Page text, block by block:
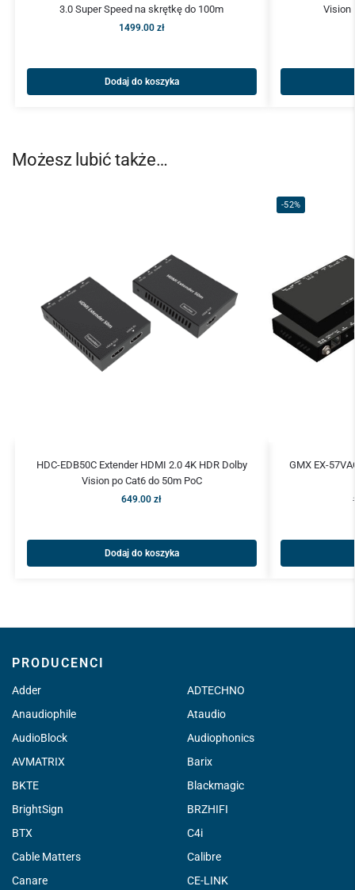
3.0 Super Speed na skrętkę do 100m
1499.00 zł
Dodaj do koszyka
Vision
Możesz lubić także…
HDC-EDB50C Extender HDMI 2.0 4K HDR Dolby
Vision po Cat6 do 50m PoC
649.00zł
Dodaj do koszyka
-52%
GMX EX-
PRODUCENCI
Adder
ADTECHNO
Anaudiophile
Ataudio
AudioBlock
Audiophonics
AVMATRIX
Barix
BKTE
Blackmagic
BrightSign
BRZHIFI
BTX
C4i
Cable Matters
Calibre
Canare
CE-LINK